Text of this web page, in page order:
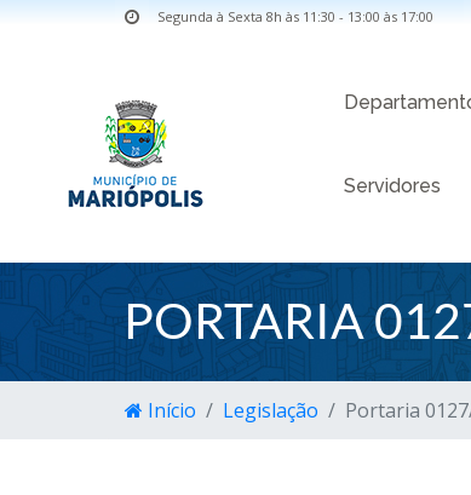
Segunda à Sexta 8h às 11:30 - 13:00 às 17:00
Servidores
PORTARIA
Início Legislação Portaria